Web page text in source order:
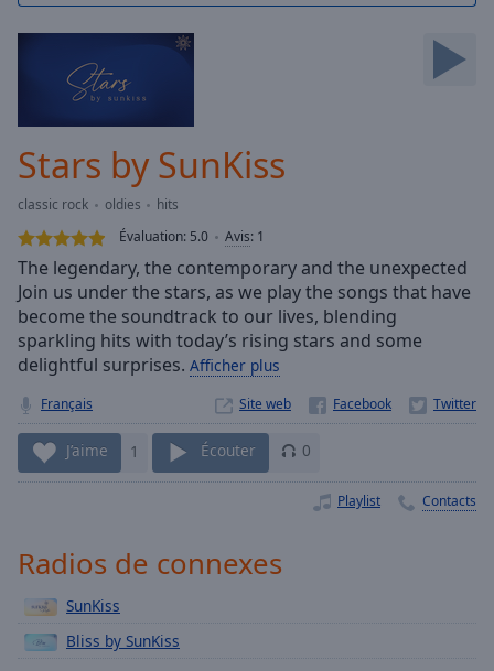
Skip
Loaded :
0.00%
Stream
TypeLIVE
Seek to
currently
behind
LIVE
Remaining
Time-
Stars by SunKiss
classic rock oldies
hits
Évaluation: 5.0 Avis: 1
The legendary, the contemporary and the unexpected
Join us under the stars, as we play the songs that have
become the soundtrack to our lives, blending
sparkling hits with today’s rising stars and some
delightful surprises. Afficher plus
Français Site web
J’aime 1 Écouter 0
Playlist Contacts
Radios de connexes
SunKiss
Bliss by SunKiss